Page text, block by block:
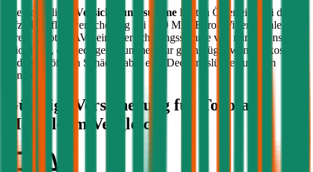
Die gesetzliche Versicherungssumme liegt in Österreich bei der
Kfz-Haftpflichtversicherung bei 7,79 Mio. Euro. Wir empfehlen für
Ihren Toyota RAV4
eine Versicherungssumme von mindestens 20
Mio. Euro, da niedrigere Summen nur geringfügig weniger kosten
und bei größeren Schäden aber eine Deckungslücke auftreten
könnte.
Günstige Versicherung für
Toyota
Modelle im Vergleich: